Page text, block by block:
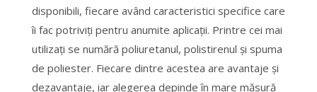
disponibili, fiecare având caracteristici specifice care
îi fac potriviți pentru anumite aplicații. Printre cei mai
utilizați se numără poliuretanul, polistirenul și spuma
de poliester. Fiecare dintre acestea are avantaje și
dezavantaje, iar alegerea depinde în mare măsură